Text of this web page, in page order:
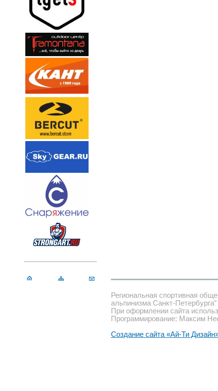
Региональная спортивная
альпинизма Санкт-Петербурга”
При оформлении сайта
Программирование: Максим
Создание сайта «Ай-Ти